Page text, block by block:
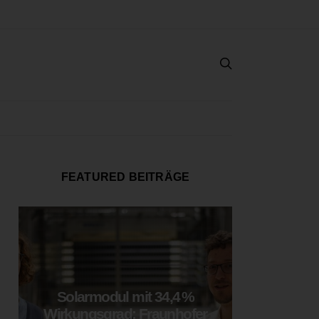
FEATURED BEITRÄGE
Solarmodul mit 34,4 %
Wirkungsgrad: Fraunhofer